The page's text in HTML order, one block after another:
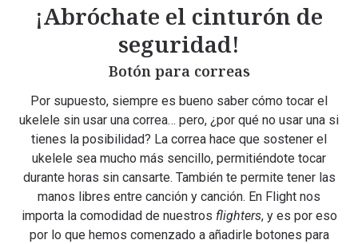
¡Abróchate el cinturón de
seguridad!
Botón para correas
Por supuesto, siempre es bueno saber cómo tocar el
ukelele sin usar una correa… pero, ¿por qué no usar una si
tienes la posibilidad? La correa hace que sostener el
ukelele sea mucho más sencillo, permitiéndote tocar
durante horas sin cansarte. También te permite tener las
manos libres entre canción y canción. En Flight nos
importa la comodidad de nuestros flighters, y es por eso
por lo que hemos comenzado a añadirle botones para